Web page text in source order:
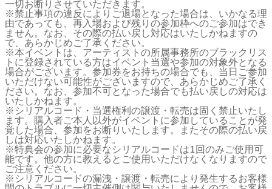
一切お断りさせていただきます。
※禁止事項の違反によりご退場となった場合は、いかなる理
由であっても、再入場および残りの参加枠へのご参加はでき
ません。なお、その際の払い戻し対応はいたしかねますの
で、あらかじめご了承ください。
※本イベントは、アーティストの所属事務所のブラックリス
トに登録されている方はイベント当選や参加の対象外となる
場合がございます。参加券をお持ちの場合でも、当日ご参加
いただけない可能性がございますので、あらかじめご了承く
ださい。なお、参加不可となった場合でも払い戻しの対応は
いたしかねます。
※シリアルコード・当選権利の譲渡・転売は固く禁止いたし
ます。購入者ご本人以外がイベントに参加していることが発
覚した場合、参加をお断りいたします。またその際の払い戻
しは対応いたしかねます。
※特典会の参加に必要なシリアルコードは1回のみご使用可
能です。他の方に教えるとご使用いただけなくなりますので
ご注意ください。
※シリアルコードの漏洩・譲渡・転売により発生するお客様